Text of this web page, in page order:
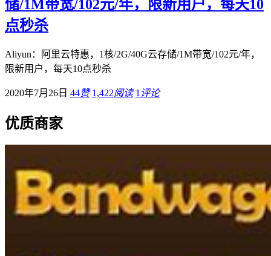
储/1M带宽/102元/年，限新用户，每天10
点秒杀
Aliyun：阿里云特惠，1核/2G/40G云存储/1M带宽/102元/年，
限新用户，每天10点秒杀
2020年7月26日 44赞 1,422阅读 1评论
优质商家